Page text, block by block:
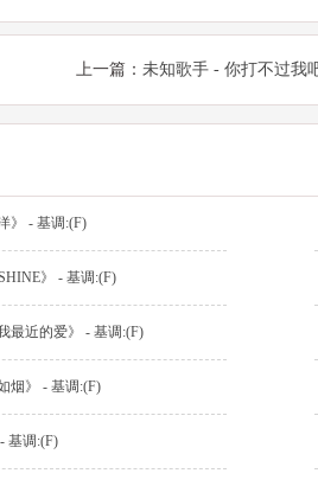
上一篇： 未知歌手 - 你打不过我
》 - 基调:(F)
》 - 基调:(F)
最近的爱》 - 基调:(F)
烟》 - 基调:(F)
基调:(F)